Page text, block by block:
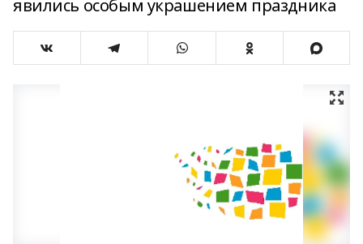
явились особым украшением праздника